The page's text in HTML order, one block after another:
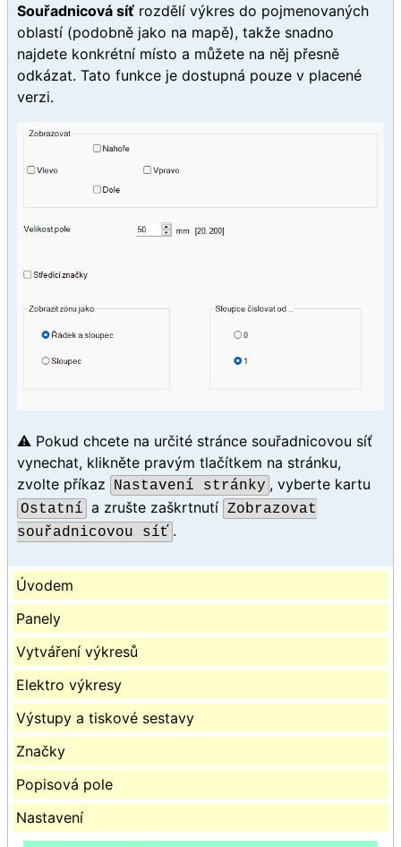
Souřadnicová síť rozdělí výkres do pojmenovaných
oblastí (podobně jako na mapě), takže snadno
najdete konkrétní místo a můžete na něj přesně
odkázat. Tato funkce je dostupná pouze v placené
verzi.
⚠️ Pokud chcete na určité stránce souřadnicovou síť
vynechat, klikněte pravým tlačítkem na stránku,
zvolte příkaz
Nastavení stránky , vyberte kartu
Ostatní a zrušte zaškrtnutí Zobrazovat
souřadnicovou síť .
Úvodem
Panely
Vytváření výkresů
Elektro výkresy
Výstupy a tiskové sestavy
Značky
Popisová pole
Nastavení